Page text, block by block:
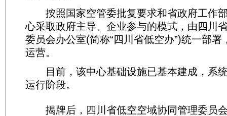
按照国家空管委批复要求和省政府工作
心采取政府主导、企业参与的模式，由四川
委员会办公室(简称“四川省低空办”)统一部署
运营。
目前，该中心基础设施已基本建成，系
运行阶段。
揭牌后，四川省低空空域协同管理委员